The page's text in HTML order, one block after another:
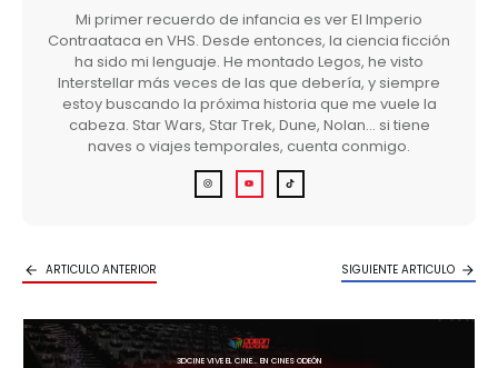
Mi primer recuerdo de infancia es ver El Imperio
Contraataca en VHS. Desde entonces, la ciencia ficción
ha sido mi lenguaje. He montado Legos, he visto
Interstellar más veces de las que debería, y siempre
estoy buscando la próxima historia que me vuele la
cabeza. Star Wars, Star Trek, Dune, Nolan… si tiene
naves o viajes temporales, cuenta conmigo.
ARTICULO ANTERIOR SIGUIENTE ARTICULO
3DCINE VIVE EL CINE… EN CINES ODEÓN